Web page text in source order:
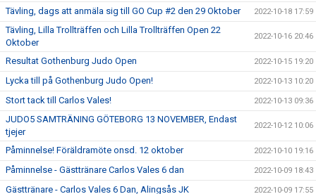
Tävling, dags att anmäla sig till GO Cup #2 den 29 Oktober 2022-10-18 17:59
Tävling, Lilla Trollträffen och Lilla Trollträffen Open 22
Oktober
2022-10-16 20:46
Resultat Gothenburg Judo Open 2022-10-15 19:20
Lycka till på Gothenburg Judo Open! 2022-10-13 10:20
Stort tack till Carlos Vales! 2022-10-13 09:36
JUDO5 SAMTRÄNING GÖTEBORG 13 NOVEMBER, Endast
tjejer
2022-10-12 10:06
Påminnelse! Föräldramöte onsd. 12 oktober 2022-10-10 19:16
Påminnelse - Gästtränare Carlos Vales 6 dan 2022-10-09 18:43
Gästtränare - Carlos Vales 6 Dan, Alingsås JK 2022-10-09 17:55